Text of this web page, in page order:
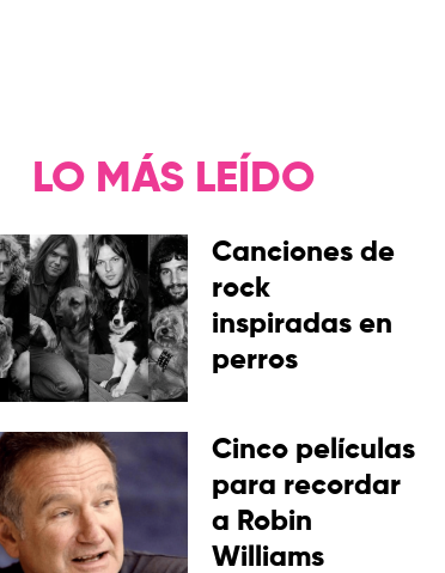
LO MÁS LEÍDO
Canciones de
rock
inspiradas en
perros
Cinco películas
para recordar
a Robin
Williams